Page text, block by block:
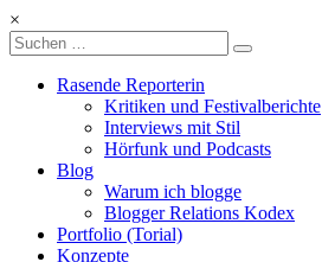
Zum
Inhalt
springen
Kulturschoxx
Let's
×
Rasende Reporterin
Kritiken und Festivalberichte
Interviews mit Stil
Hörfunk und Podcasts
Blog
Warum ich blogge
Blogger Relations Kodex
Portfolio (Torial)
Konzepte